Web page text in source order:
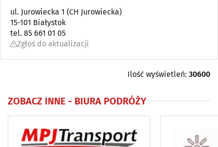
Hotele, noclegi (42)
Hotele, noclegi - poza Białymstokiem
Informacja turystyczna(2)
ul. Jurowiecka 1 (CH Jurowiecka)
15-101 Białystok
tel. 85 661 01 05
Zgłoś do aktualizacji
Ilość wyświetleń: 30600
ZOBACZ INNE - BIURA PODRÓŻY